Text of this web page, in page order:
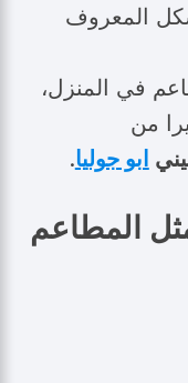
المعروف
في المنزل،
من
ابو جوليا.
المطاعم